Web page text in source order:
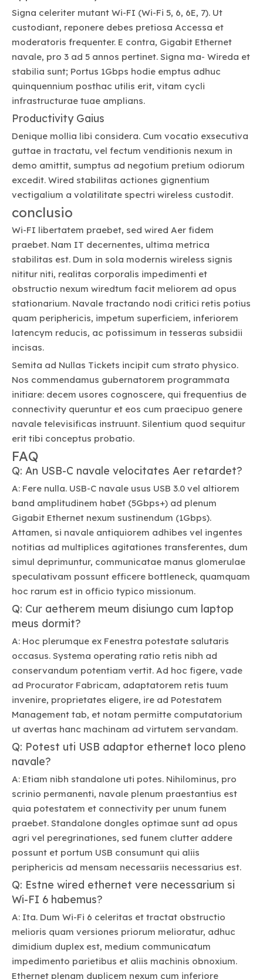
Signa celeriter mutant Wi-FI (Wi-Fi 5, 6, 6E, 7). Ut
custodiant, reponere debes pretiosa Accessa et
moderatoris frequenter. E contra, Gigabit Ethernet
navale, pro 3 ad 5 annos pertinet. Signa ma- Wireda et
stabilia sunt; Portus 1Gbps hodie emptus adhuc
quinquennium posthac utilis erit, vitam cycli
infrastructurae tuae amplians.
Productivity Gaius
Denique mollia libi considera. Cum vocatio exsecutiva
guttae in tractatu, vel fectum venditionis nexum in
demo amittit, sumptus ad negotium pretium odiorum
excedit. Wired stabilitas actiones gignentium
vectigalium a volatilitate spectri wireless custodit.
conclusio
Wi-FI libertatem praebet, sed wired Aer fidem
praebet. Nam IT decernentes, ultima metrica
stabilitas est. Dum in sola modernis wireless signis
nititur niti, realitas corporalis impedimenti et
obstructio nexum wiredtum facit meliorem ad opus
stationarium. Navale tractando nodi critici retis potius
quam periphericis, impetum superficiem, inferiorem
latencym reducis, ac potissimum in tesseras subsidii
incisas.
Semita ad Nullas Tickets incipit cum strato physico.
Nos commendamus gubernatorem programmata
initiare: decem usores cognoscere, qui frequentius de
connectivity queruntur et eos cum praecipuo genere
navale televisificas instruunt. Silentium quod sequitur
erit tibi conceptus probatio.
FAQ
Q: An USB-C navale velocitates Aer retardet?
A: Fere nulla. USB-C navale usus USB 3.0 vel altiorem
band amplitudinem habet (5Gbps+) ad plenum
Gigabit Ethernet nexum sustinendum (1Gbps).
Attamen, si navale antiquiorem adhibes vel ingentes
notitias ad multiplices agitationes transferentes, dum
simul deprimuntur, communicatae manus glomerulae
speculativam possunt efficere bottleneck, quamquam
hoc rarum est in officio typico missionum.
Q: Cur aetherem meum disiungo cum laptop
meus dormit?
A: Hoc plerumque ex Fenestra potestate salutaris
occasus. Systema operating ratio retis nibh ad
conservandum potentiam vertit. Ad hoc figere, vade
ad Procurator Fabricam, adaptatorem retis tuum
invenire, proprietates eligere, ire ad Potestatem
Management tab, et notam permitte computatorium
ut avertas hanc machinam ad virtutem servandam.
Q: Potest uti USB adaptor ethernet loco pleno
navale?
A: Etiam nibh standalone uti potes. Nihilominus, pro
scrinio permanenti, navale plenum praestantius est
quia potestatem et connectivity per unum funem
praebet. Standalone dongles optimae sunt ad opus
agri vel peregrinationes, sed funem clutter addere
possunt et portum USB consumunt qui aliis
periphericis ad mensam necessariis necessarius est.
Q: Estne wired ethernet vere necessarium si
Wi-FI 6 habemus?
A: Ita. Dum Wi-Fi 6 celeritas et tractat obstructio
melioris quam versiones priorum melioratur, adhuc
dimidium duplex est, medium communicatum
impedimento parietibus et aliis machinis obnoxium.
Ethernet plenam duplicem nexum cum inferiore